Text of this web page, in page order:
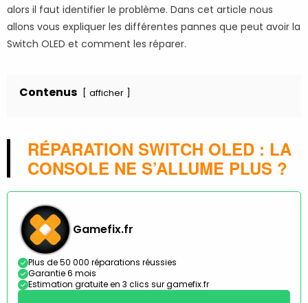
alors il faut identifier le problème. Dans cet article nous
allons vous expliquer les différentes pannes que peut avoir la
Switch OLED et comment les réparer.
Contenus afficher
RÉPARATION SWITCH OLED : LA
CONSOLE NE S’ALLUME PLUS ?
Gamefix.fr
Plus de 50 000 réparations réussies
Garantie 6 mois
Estimation gratuite en 3 clics sur gamefix.fr